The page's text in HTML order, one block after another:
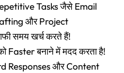
Tasks जैसे Email
और Project
समय खर्च करते हैं!
Faster बनाने में मदद करता है!
Responses और Content